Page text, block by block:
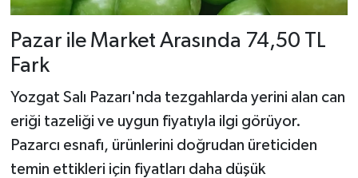
Pazar ile Market Arasında 74,50 TL
Fark
Yozgat Salı Pazarı'nda tezgahlarda yerini alan can
eriği tazeliği ve uygun fiyatıyla ilgi görüyor.
Pazarcı esnafı, ürünlerini doğrudan üreticiden
temin ettikleri için fiyatları daha düşük